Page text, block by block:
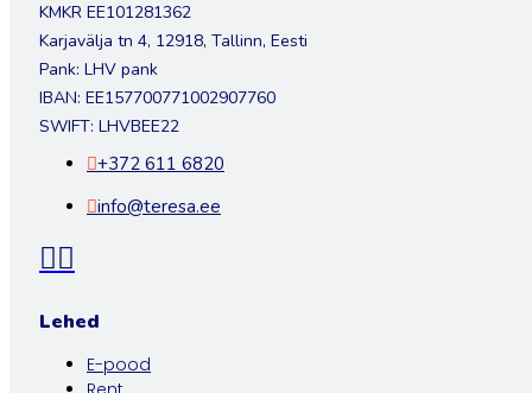
KMKR EE101281362
Karjavälja tn 4, 12918, Tallinn, Eesti
Pank: LHV pank
IBAN: EE157700771002907760
SWIFT: LHVBEE22
+372 611 6820
info@teresa.ee
Lehed
E-pood